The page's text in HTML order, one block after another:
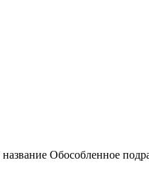
Обособленное